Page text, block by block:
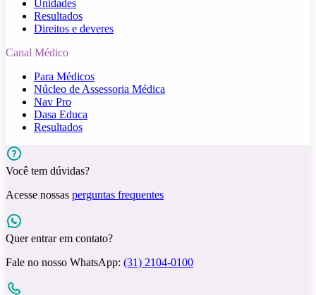
Unidades
Resultados
Direitos e deveres
Canal Médico
Para Médicos
Núcleo de Assessoria Médica
Nav Pro
Dasa Educa
Resultados
Você tem dúvidas?
Acesse nossas perguntas frequentes
Quer entrar em contato?
Fale no nosso WhatsApp: (31) 2104-0100